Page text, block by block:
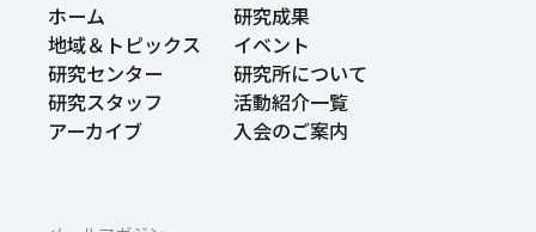
ホーム
研究成果
地域＆トピックス
イベント
研究センター
研究所について
研究スタッフ
活動紹介一覧
アーカイブ
入会のご案内